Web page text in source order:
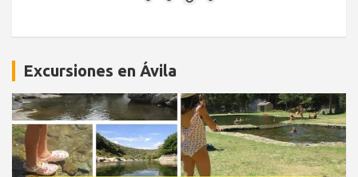
Excursiones en Ávila